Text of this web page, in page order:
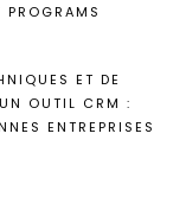
ET DE
OUTIL CRM :
ENTREPRISES